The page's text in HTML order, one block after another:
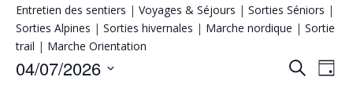
Entretien des sentiers | Voyages & Séjours | Sorties Séniors |
Sorties Alpines | Sorties hivernales | Marche nordique | Sortie
trail | Marche Orientation
et
Recherche
de
Jour
04/07/2026